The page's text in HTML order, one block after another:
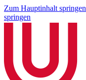
Zum Hauptinhalt springen
springen